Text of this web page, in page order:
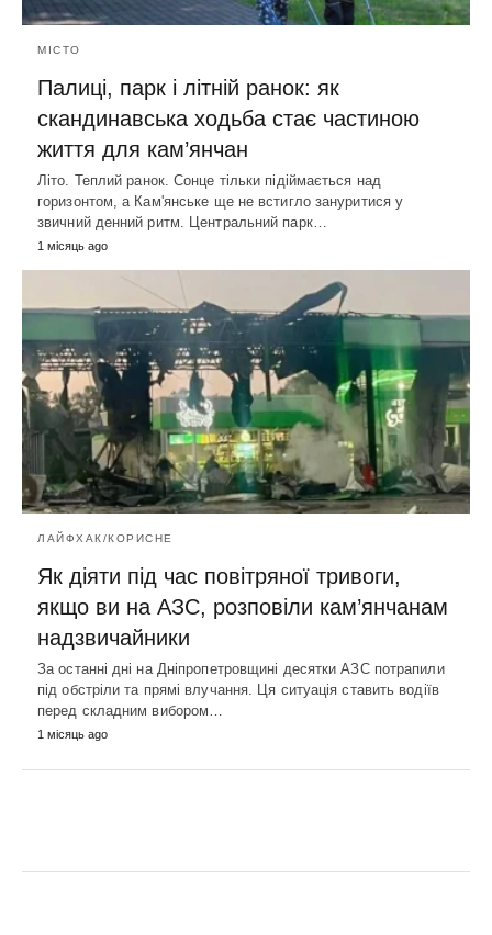
МІСТО
Палиці, парк і літній ранок: як
скандинавська ходьба стає частиною
життя для кам’янчан
Літо. Теплий ранок. Сонце тільки підіймається над
горизонтом, а Кам'янське ще не встигло зануритися у
звичний денний ритм. Центральний парк…
1 місяць ago
ЛАЙФХАК/КОРИСНЕ
Як діяти під час повітряної тривоги,
якщо ви на АЗС, розповіли кам’янчанам
надзвичайники
За останні дні на Дніпропетровщині десятки АЗС потрапили
під обстріли та прямі влучання. Ця ситуація ставить водіїв
перед складним вибором…
1 місяць ago